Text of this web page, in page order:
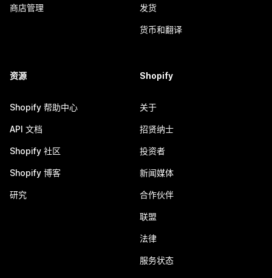
商店管理 发货
货币和翻译
资源
Shopify 帮助中心
API 文档
Shopify 社区
Shopify 博客
研究
Shopify
关于
招贤纳士
投资者
新闻媒体
合作伙伴
联盟
法律
服务状态